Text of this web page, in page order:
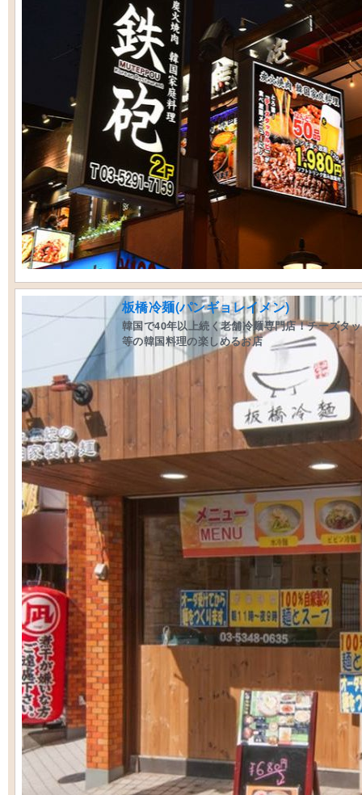
板橋冷麺(パンギョレイメン)
韓国で40年以上続く老舗冷麺専門店！チーズタ
等の韓国料理の楽しめるお店